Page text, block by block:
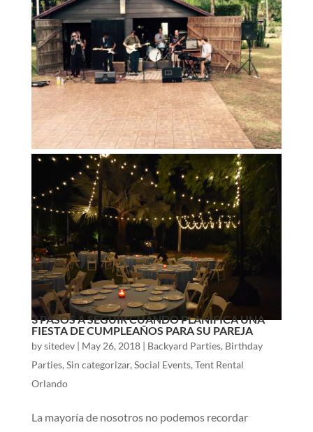
3 PASOS A SEGUIR CUANDO PLANIFICA UNA
FIESTA DE CUMPLEAÑOS PARA SU PAREJA
bysitedev| May 26, 2018| Backyard Parties, Birthday
Parties,Sin categorizar,Social Events,Tent Rental
Orlando
La mayoría de nosotros no podemos recordar